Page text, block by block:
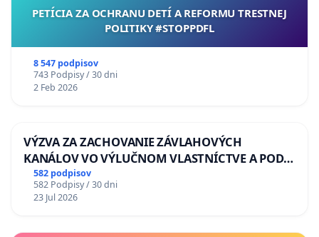
PETÍCIA ZA OCHRANU DETÍ A REFORMU TRESTNEJ
POLITIKY #STOPPDFL
8 547 podpisov
743 Podpisy / 30 dni
2 Feb 2026
VÝZVA ZA ZACHOVANIE ZÁVLAHOVÝCH
KANÁLOV VO VÝLUČNOM VLASTNÍCTVE A POD
KONTROLOU SLOVENSKEJ REPUBLIKY & žiadosť
na riešenie zanedbaného stavu závlahových a
odvodňovacích kanálov na Slovensku
582 podpisov
582 Podpisy / 30 dni
23 Jul 2026